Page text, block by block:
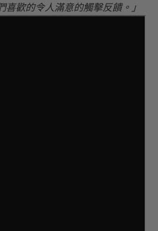
歡的令人滿意的觸擊反饋。」